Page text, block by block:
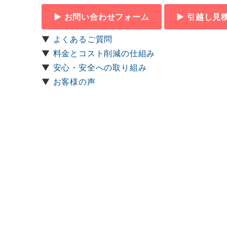
▶ お問い合わせフォーム ▶ 引越し見
▼ よくあるご質問
▼ 料金とコスト削減の仕組み
▼ 安心・安全への取り組み
▼ お客様の声